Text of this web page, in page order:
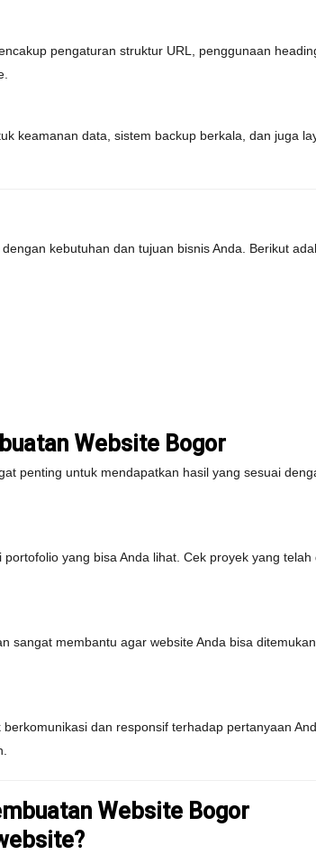
pengaturan struktur URL, penggunaan
keamanan data, sistem backup berkala, dan juga
kebutuhan dan tujuan bisnis Anda. Berikut
Website Bogor
penting untuk mendapatkan hasil yang sesuai
portofolio yang bisa Anda lihat. Cek proyek yang
sangat membantu agar website Anda bisa
dan responsif terhadap pertanyaan
Website Bogor